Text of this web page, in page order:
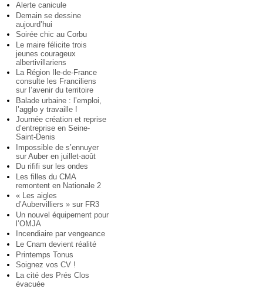
Alerte canicule
Demain se dessine
aujourd’hui
Soirée chic au Corbu
Le maire félicite trois
jeunes courageux
albertivillariens
La Région Ile-de-France
consulte les Franciliens
sur l’avenir du territoire
Balade urbaine : l’emploi,
l’agglo y travaille !
Journée création et reprise
d’entreprise en Seine-
Saint-Denis
Impossible de s’ennuyer
sur Auber en juillet-août
Du rififi sur les ondes
Les filles du CMA
remontent en Nationale 2
« Les aigles
d’Aubervilliers » sur FR3
Un nouvel équipement pour
l’OMJA
Incendiaire par vengeance
Le Cnam devient réalité
Printemps Tonus
Soignez vos CV !
La cité des Prés Clos
évacuée